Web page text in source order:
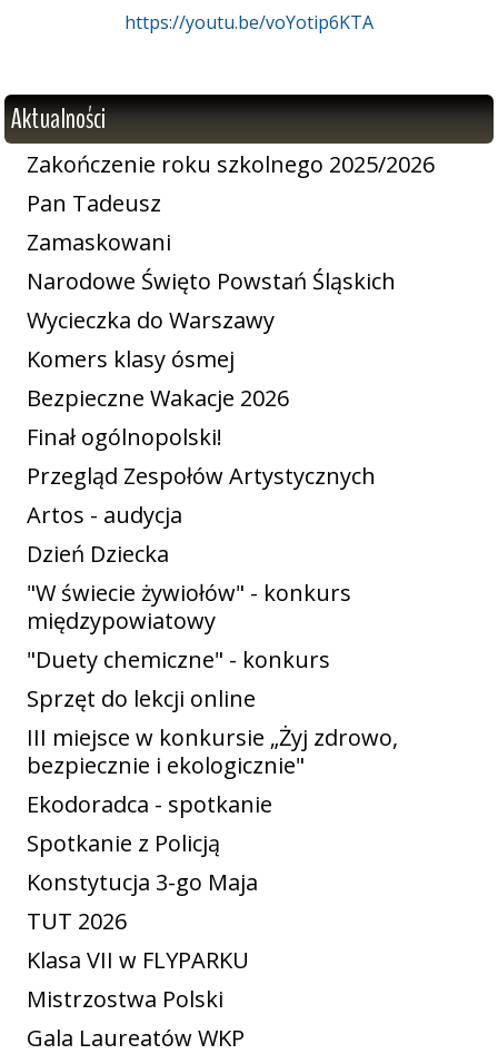
https://youtu.be/voYotip6KTA
Aktualności
Zakończenie roku szkolnego 2025/2026
Pan Tadeusz
Zamaskowani
Narodowe Święto Powstań Śląskich
Wycieczka do Warszawy
Komers klasy ósmej
Bezpieczne Wakacje 2026
Finał ogólnopolski!
Przegląd Zespołów Artystycznych
Artos - audycja
Dzień Dziecka
"W świecie żywiołów" - konkurs
międzypowiatowy
"Duety chemiczne" - konkurs
Sprzęt do lekcji online
III miejsce w konkursie „Żyj zdrowo,
bezpiecznie i ekologicznie"
Ekodoradca - spotkanie
Spotkanie z Policją
Konstytucja 3-go Maja
TUT 2026
Klasa VII w FLYPARKU
Mistrzostwa Polski
Gala Laureatów WKP